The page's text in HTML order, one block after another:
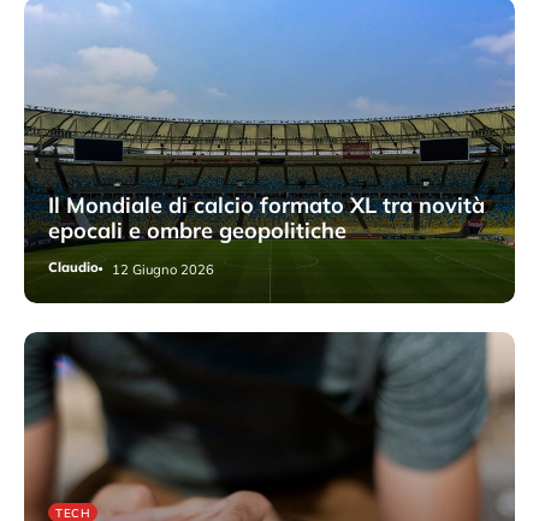
Il Mondiale di calcio formato XL tra novità
epocali e ombre geopolitiche
Claudio 12 Giugno 2026
TECH